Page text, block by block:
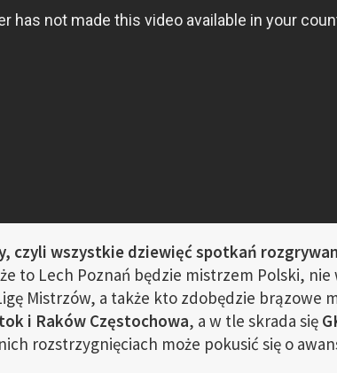
czyli wszystkie dziewięć spotkań
to Lech Poznań będzie mistrzem Polski,
Mistrzów, a także kto zdobędzie brązowe
i Raków Częstochowa, a w tle skrada się
rozstrzygnięciach może pokusić się o